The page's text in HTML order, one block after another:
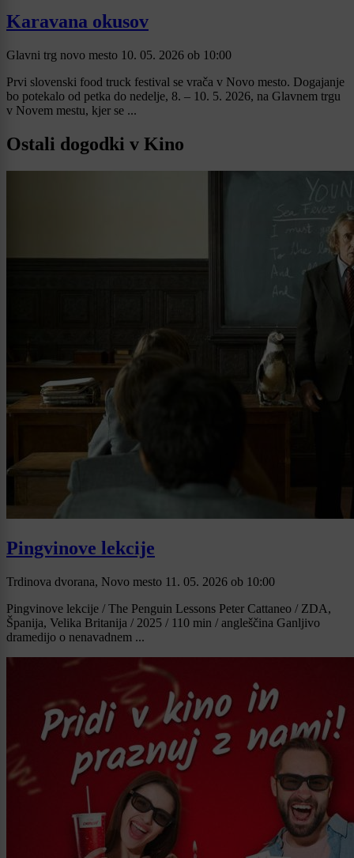
Karavana okusov
Glavni trg novo mesto 10. 05. 2026 ob 10:00
Prvi slovenski food truck festival se vrača v Novo mesto. Dogajanje
bo potekalo od petka do nedelje, 8. – 10. 5. 2026, na Glavnem trgu
v Novem mestu, kjer se ...
Ostali dogodki v Kino
Pingvinove lekcije
Trdinova dvorana, Novo mesto 11. 05. 2026 ob 10:00
Pingvinove lekcije / The Penguin Lessons Peter Cattaneo / ZDA,
Španija, Velika Britanija / 2025 / 110 min / angleščina Ganljivo
dramedijo o nenavadnem ...